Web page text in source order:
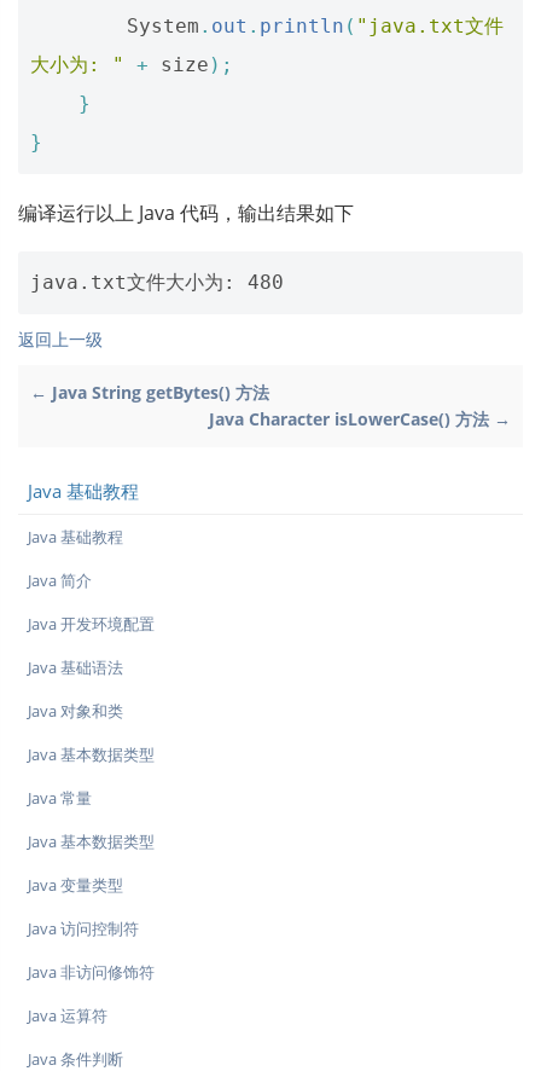
System . out . println ( "java.txt文件
大小为: "
+ size );
}
}
编译运行以上 Java 代码，输出结果如下
返回上一级
← Java String getBytes() 方法
Java Character isLowerCase() 方法 →
Java 基础教程
Java 基础教程
Java 简介
Java 开发环境配置
Java 基础语法
Java 对象和类
Java 基本数据类型
Java 常量
Java 基本数据类型
Java 变量类型
Java 访问控制符
Java 非访问修饰符
Java 运算符
Java 条件判断